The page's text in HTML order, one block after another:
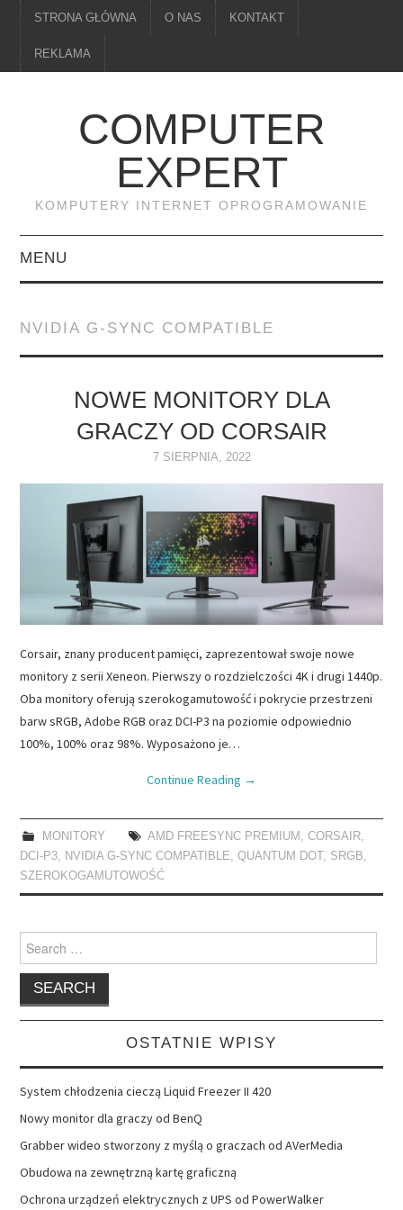
STRONA GŁÓWNA O NAS KONTAKT
REKLAMA
COMPUTER
EXPERT
KOMPUTERY INTERNET OPROGRAMOWANIE
MENU
MONITORY
NAPĘDY
OPROGRAMOWANIE
INTERNET
NVIDIA G-SYNC COMPATIBLE
NOWE MONITORY DLA
GRACZY OD CORSAIR
7 SIERPNIA, 2022
Corsair, znany producent pamięci, zaprezentował swoje nowe
monitory z serii Xeneon. Pierwszy o rozdzielczości 4K i drugi 1440p.
Oba monitory oferują szerokogamutowość i pokrycie przestrzeni
barw sRGB, Adobe RGB oraz DCI-P3 na poziomie odpowiednio
100%, 100% oraz 98%. Wyposażono je…
Continue Reading →
MONITORY AMD FREESYNC PREMIUM , CORSAIR,
DCI-P3, NVIDIA G-SYNC COMPATIBLE,QUANTUM DOT , SRGB,
SZEROKOGAMUTOWOŚĆ
Search
for:
OSTATNIE WPISY
System chłodzenia cieczą Liquid Freezer II 420
Nowy monitor dla graczy od BenQ
Grabber wideo stworzony z myślą o graczach od AVerMedia
Obudowa na zewnętrzną kartę graficzną
Ochrona urządzeń elektrycznych z UPS od PowerWalker